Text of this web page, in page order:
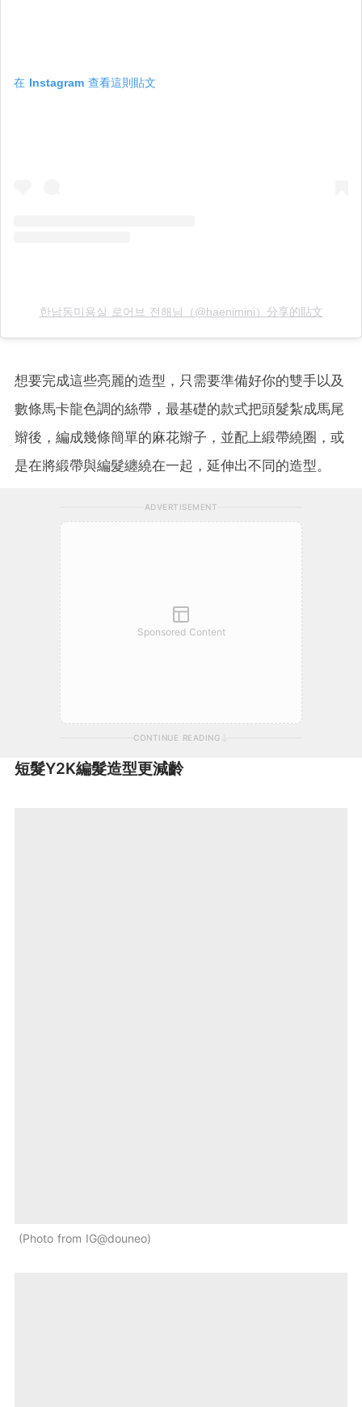
在 Instagram 查看這則貼文
한남동미용실 로어브 전해님（@haenimini）分享的貼文
想要完成這些亮麗的造型，只需要準備好你的雙手以及
數條馬卡龍色調的絲帶，最基礎的款式把頭髮紮成馬尾
辮後，編成幾條簡單的麻花辮子，並配上緞帶繞圈，或
是在將緞帶與編髮纏繞在一起，延伸出不同的造型。
ADVERTISEMENT
Sponsored Content
CONTINUE READING
短髮Y2K編髮造型更減齡
Photo from IG@douneo